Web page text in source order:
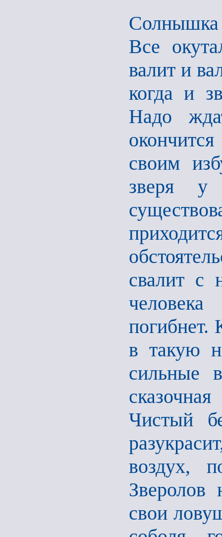
Солнышка
Все
валит и
когда и
Надо
своим
зверя у
свалит с
погибнет.
в такую
сильные
Чистый
воздух,
Зверолов
свои